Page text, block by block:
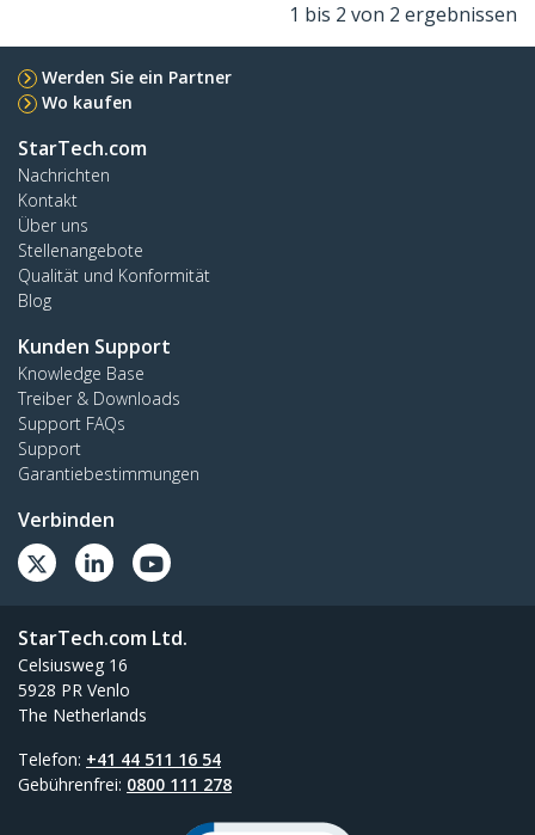
1 bis 2 von 2 ergebnissen
Werden Sie ein Partner
Wo kaufen
StarTech.com
Nachrichten
Kontakt
Über uns
Stellenangebote
Qualität und Konformität
Blog
Kunden Support
Knowledge Base
Treiber & Downloads
Support FAQs
Support
Garantiebestimmungen
Verbinden
StarTech.com Ltd.
Celsiusweg 16
5928 PR Venlo
The Netherlands
Telefon: +41 44 511 16 54
Gebührenfrei: 0800 111 278